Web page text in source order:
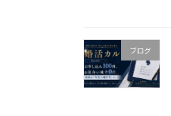
ブログ